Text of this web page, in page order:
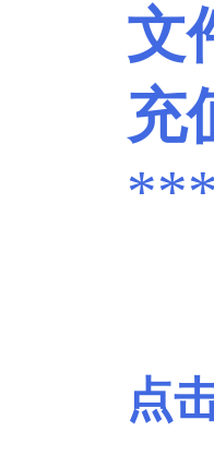
文
充
点